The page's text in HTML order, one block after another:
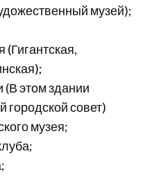
музей);
этом здании
городской совет)
музея;